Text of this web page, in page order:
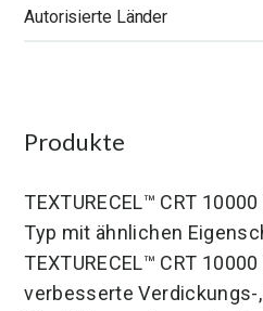
Autorisierte Länder
Produkte
TEXTURECEL™ CRT
Typ mit ähnlichen
TEXTURECEL™ CRT
verbesserte Verdickungs-